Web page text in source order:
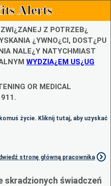
Alerts
Z POTRZEB¿
¿YWNO¿CI, DOST¿PU
NALE¿Y NATYCHMIAST
WYDZIA¿EM US¿UG
OR MEDICAL
911.
życie. Kliknij tutaj, aby uzyskać
stronę główną pracownika
skradzionych świadczeń